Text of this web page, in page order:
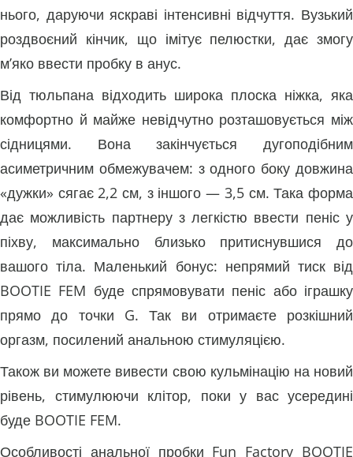
нього, даруючи яскраві інтенсивні відчуття. Вузький
роздвоєний кінчик, що імітує пелюстки, дає змогу
м’яко ввести пробку в анус.
Від тюльпана відходить широка плоска ніжка, яка
комфортно й майже невідчутно розташовується між
сідницями. Вона закінчується дугоподібним
асиметричним обмежувачем: з одного боку довжина
«дужки» сягає 2,2 см, з іншого — 3,5 см. Така форма
дає можливість партнеру з легкістю ввести пеніс у
піхву, максимально близько притиснувшися до
вашого тіла. Маленький бонус: непрямий тиск від
BOOTIE FEM буде спрямовувати пеніс або іграшку
прямо до точки G. Так ви отримаєте розкішний
оргазм, посилений анальною стимуляцією.
Також ви можете вивести свою кульмінацію на новий
рівень, стимулюючи клітор, поки у вас усередині
буде BOOTIE FEM.
Особливості анальної пробки Fun Factory BOOTIE